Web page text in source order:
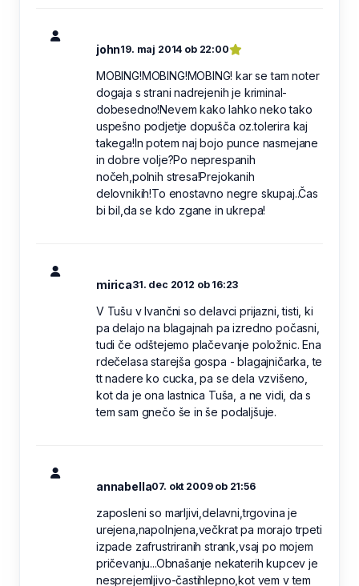
john19. maj 2014 ob 22:00
MOBING!MOBING!MOBING! kar se tam noter
dogaja s strani nadrejenih je kriminal-
dobesedno!Nevem kako lahko neko tako
uspešno podjetje dopušča oz.tolerira kaj
takega!In potem naj bojo punce nasmejane
in dobre volje?Po neprespanih
nočeh,polnih stresa!Prejokanih
delovnikih!To enostavno negre skupaj..Čas
bi bil,da se kdo zgane in ukrepa!
mirica31. dec 2012 ob 16:23
V Tušu v Ivančni so delavci prijazni, tisti, ki
pa delajo na blagajnah pa izredno počasni,
tudi če odštejemo plačevanje položnic. Ena
rdečelasa starejša gospa - blagajničarka, te
tt nadere ko cucka, pa se dela vzvišeno,
kot da je ona lastnica Tuša, a ne vidi, da s
tem sam gnečo še in še podaljšuje.
annabella07. okt 2009 ob 21:56
zaposleni so marljivi,delavni,trgovina je
urejena,napolnjena,večkrat pa morajo trpeti
izpade zafrustriranih strank,vsaj po mojem
pričevanju...Obnašanje nekaterih kupcev je
nesprejemljivo-častihlepno,kot vem v tem